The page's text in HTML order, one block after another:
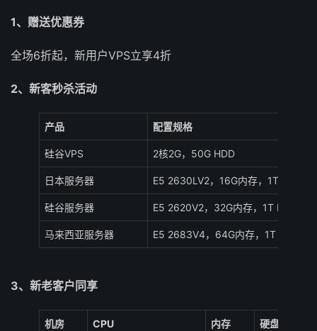
1、赠送优惠券
全场6折起，新用户VPS立享4折
2、新客秒杀活动
产品 配置规格
硅谷VPS 2核2G，50G HDD
日本服务器 E5 2630LV2，16G内存，1T HDD
硅谷服务器 E5 2620V2，32G内存，1T HDD
马来西亚服务器 E5 2683V4，64G内存，1T SSD
3、新老客户同享
机房 CPU 内存 硬盘